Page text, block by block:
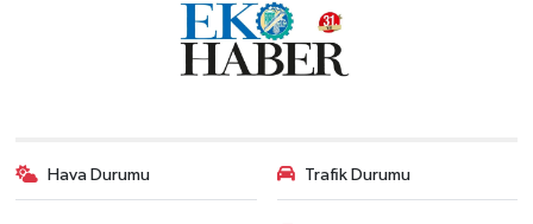
Hava Durumu Trafik Durumu